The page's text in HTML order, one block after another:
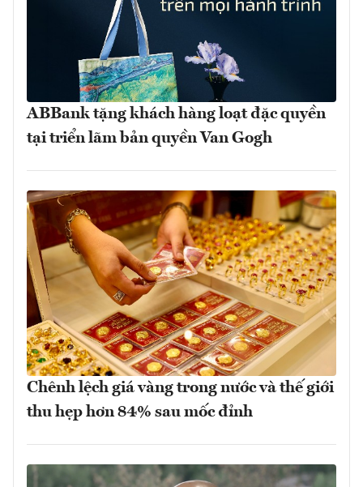
ABBank tặng khách hàng loạt đặc quyền
tại triển lãm bản quyền Van Gogh
Chênh lệch giá vàng trong nước và thế giới
thu hẹp hơn 84% sau mốc đỉnh